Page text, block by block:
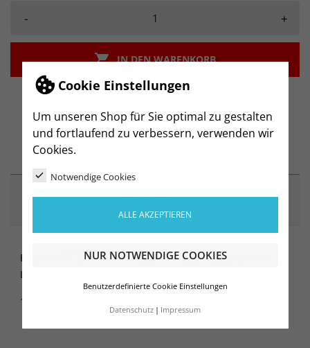
Cookie Einstellungen
Um unseren Shop für Sie optimal zu gestalten
und fortlaufend zu verbessern, verwenden wir
Cookies.
Notwendige Cookies
ALLE AKZEPTIEREN
NUR NOTWENDIGE COOKIES
Benutzerdefinierte Cookie Einstellungen
Datenschutz Impressum
- +
 IN DEN WARENKORB
ARTIKELDETAILS
Baumwoll-T-Shirt mit V-Ausschnitt aus Rippstrick. Mit
Logo auf Band am Ärmel.
100% Baumwolle.